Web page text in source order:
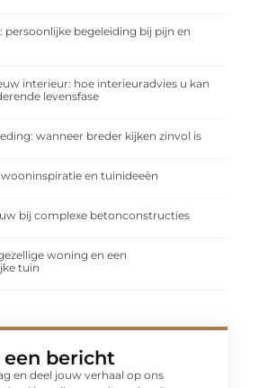
persoonlijke begeleiding bij pijn en
interieur: hoe interieuradvies u kan
levensfase
wanneer breder kijken zinvol is
en tuinideeën
bij complexe betonconstructies
woning en een
tuin
een bericht
en deel jouw verhaal op ons